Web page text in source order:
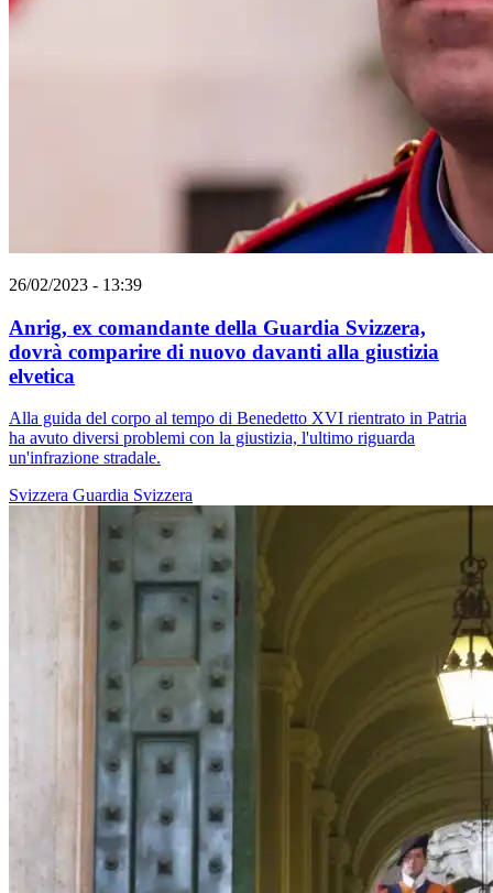
26/02/2023 - 13:39
Anrig, ex comandante della Guardia Svizzera,
dovrà comparire di nuovo davanti alla giustizia
elvetica
Alla guida del corpo al tempo di Benedetto XVI rientrato in Patria
ha avuto diversi problemi con la giustizia, l'ultimo riguarda
un'infrazione stradale.
Svizzera Guardia Svizzera